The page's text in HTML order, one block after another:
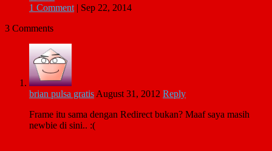
1 Comment | Sep 22, 2014
3 Comments
brian pulsa gratis August 31, 2012 Reply
Frame itu sama dengan Redirect bukan? Maaf saya masih
newbie di sini.. :(